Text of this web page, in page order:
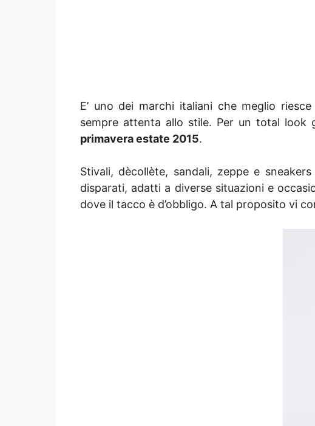
E’ uno dei marchi italiani che meglio
sempre attenta allo stile. Per un total look
primavera estate 2015.
Stivali, dècollète, sandali, zeppe e
disparati, adatti a diverse situazioni e
dove il tacco è d’obbligo. A tal proposito vi